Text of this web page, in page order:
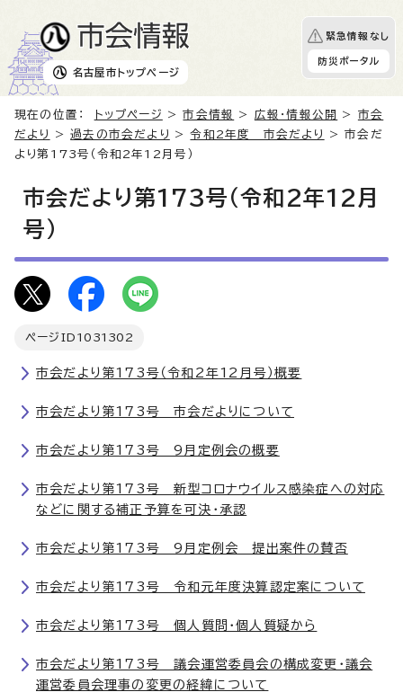
名古屋市 トップページ
緊急情報なし
防災ポータル
現在の位置： トップページ >市会情報 > 広報・情報公開 > 市会
だより
>過去の市会だより >令和2年度 市会だより
> 市会だ
より第173号（令和2年12月号）
市会だより第173号（令和2年12月
号）
ページID 1031302
市会だより第173号（令和2年12月号）概要
市会だより第173号 市会だよりについて
市会だより第173号 9月定例会の概要
市会だより第173号 新型コロナウイルス感染症への対応
などに関する補正予算を可決・承認
市会だより第173号 9月定例会 提出案件の賛否
市会だより第173号 令和元年度決算認定案について
市会だより第173号 個人質問・個人質疑から
市会だより第173号 議会運営委員会の構成変更・議会
運営委員会理事の変更の経緯について